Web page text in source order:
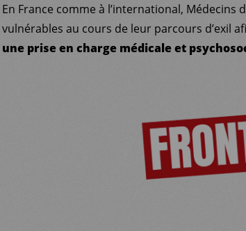
En France comme à l’international,
vulnérables au cours de leur parcours d’exil
une prise en charge médicale et